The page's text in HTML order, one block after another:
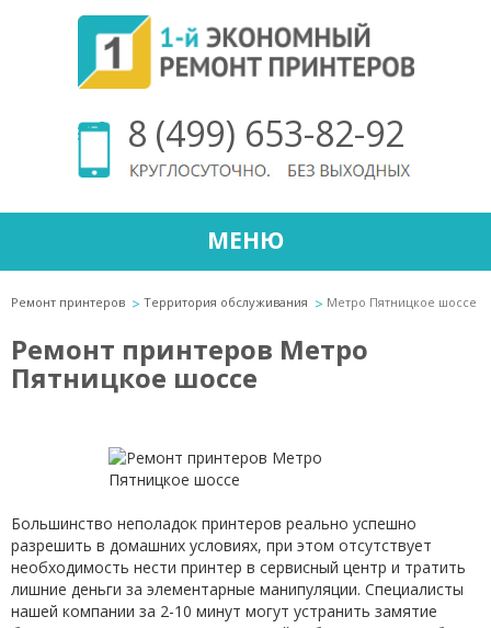
8 (499) 653-82-92
МЕНЮ
Ремонт принтеров Территория обслуживания Метро Пятницкое шоссе
Ремонт принтеров Метро
Пятницкое шоссе
Большинство неполадок принтеров реально успешно
разрешить в домашних условиях, при этом отсутствует
необходимость нести принтер в сервисный центр и тратить
лишние деньги за элементарные манипуляции. Специалисты
нашей компании за 2-10 минут могут устранить замятие